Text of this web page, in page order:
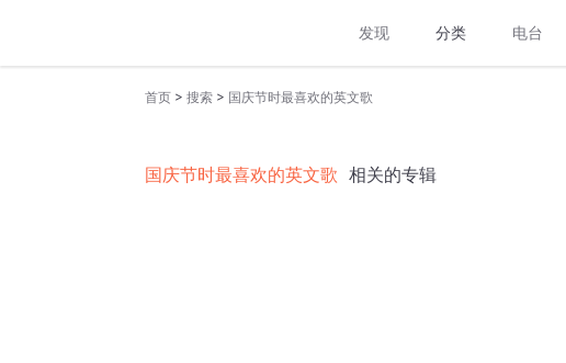
发现 分类 电台
首页 > 搜索 > 国庆节时最喜欢的英文歌
国庆节时最喜欢的英文歌 相关的专辑